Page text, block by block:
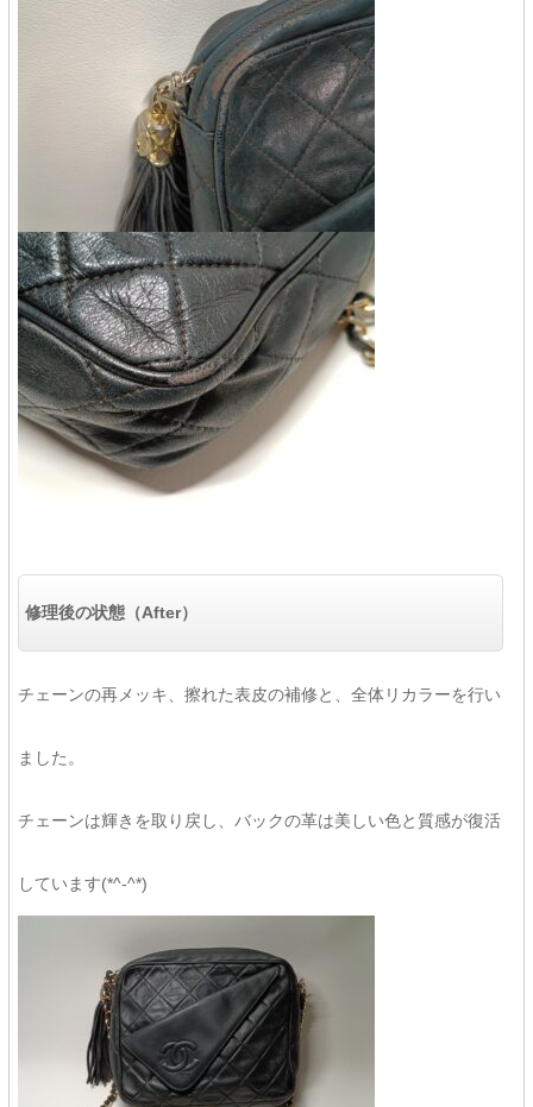
修理後の状態（After）
チェーンの再メッキ、擦れた表皮の補修と、全体リカラーを行い
ました。
チェーンは輝きを取り戻し、バックの革は美しい色と質感が復活
しています(*^-^*)